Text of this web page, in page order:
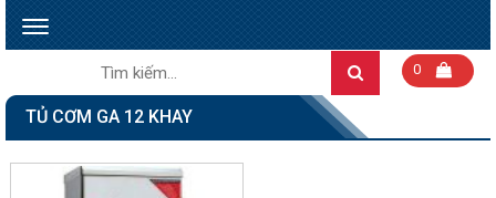
Toggle
Tìm
Search0
TỦ CƠM GA 12 KHAY